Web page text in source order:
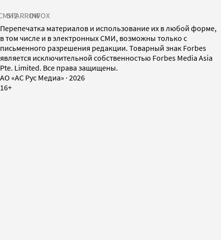
SPARROWINFOX
Перепечатка материалов и использование их в любой форме,
в том числе и в электронных СМИ, возможны только с
письменного разрешения редакции. Товарный знак Forbes
является исключительной собственностью Forbes Media Asia
Pte. Limited. Все права защищены.
AO «АС Рус Медиа» · 2026
16+